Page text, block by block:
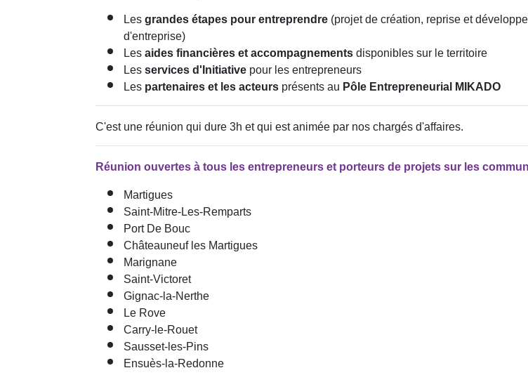
Lesgrandes étapes pour entreprendre(projet de création, reprise et
d'entreprise)
Lesaides financières et accompagnementsdisponibles sur le territoire
Lesservices d'Initiativepour les entrepreneurs
Lespartenaires et les acteursprésents auPôle Entrepreneurial MIKADO
C'est une réunion qui dure 3h et qui est animée par nos chargés d'affaires.
Réunion ouvertes à tous les entrepreneurs et porteurs de projets sur les
Martigues
Saint-Mitre-Les-Remparts
Port De Bouc
Châteauneuf les Martigues
Marignane
Saint-Victoret
Gignac-la-Nerthe
Le Rove
Carry-le-Rouet
Sausset-les-Pins
Ensuès-la-Redonne